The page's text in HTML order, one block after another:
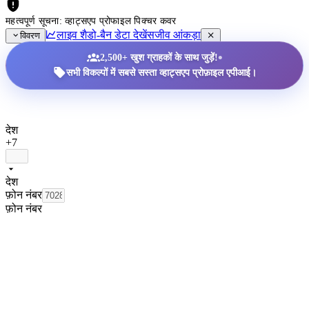
महत्वपूर्ण सूचना: व्हाट्सएप प्रोफाइल पिक्चर कवर
विवरण
लाइव शैडो-बैन डेटा देखेंसजीव आंकड़ा
2,500+ खुश ग्राहकों के साथ जुड़ें!•
सभी विकल्पों में सबसे सस्ता व्हाट्सएप प्रोफ़ाइल एपीआई।
देश
+7
देश
फ़ोन नंबर
फ़ोन नंबर